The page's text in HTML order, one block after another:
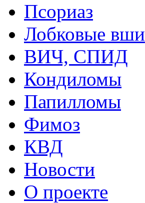
Псориаз
Лобковые вши
ВИЧ, СПИД
Кондиломы
Папилломы
Фимоз
КВД
Новости
О проекте